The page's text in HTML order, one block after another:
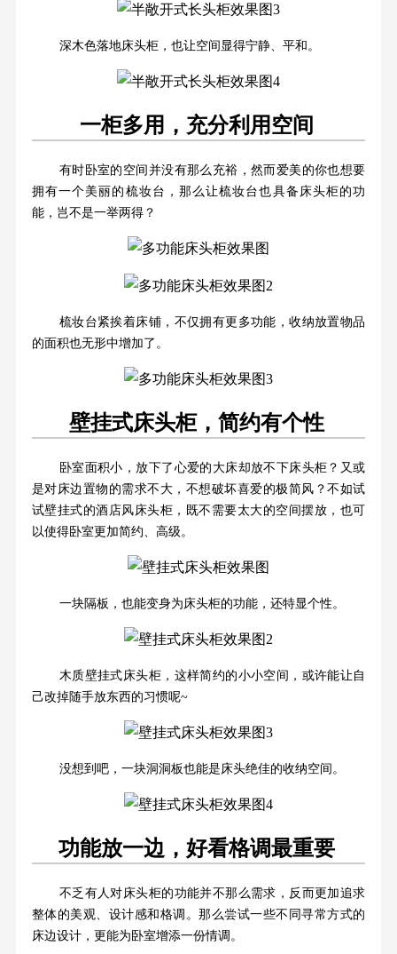
深木色落地床头柜，也让空间显得宁静、平和。
一柜多用，充分利用空间
有时卧室的空间并没有那么充裕，然而爱美的你也想要
拥有一个美丽的梳妆台，那么让梳妆台也具备床头柜的功
能，岂不是一举两得？
梳妆台紧挨着床铺，不仅拥有更多功能，收纳放置物品
的面积也无形中增加了。
壁挂式床头柜，简约有个性
卧室面积小，放下了心爱的大床却放不下床头柜？又或
是对床边置物的需求不大，不想破坏喜爱的极简风？不如试
试壁挂式的酒店风床头柜，既不需要太大的空间摆放，也可
以使得卧室更加简约、高级。
一块隔板，也能变身为床头柜的功能，还特显个性。
木质壁挂式床头柜，这样简约的小小空间，或许能让自
己改掉随手放东西的习惯呢~
没想到吧，一块洞洞板也能是床头绝佳的收纳空间。
功能放一边，好看格调最重要
不乏有人对床头柜的功能并不那么需求，反而更加追求
整体的美观、设计感和格调。那么尝试一些不同寻常方式的
床边设计，更能为卧室增添一份情调。